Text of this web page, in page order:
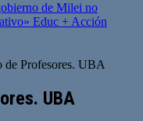
de Milei no
Educ + Acción
de Profesores. UBA
UBA